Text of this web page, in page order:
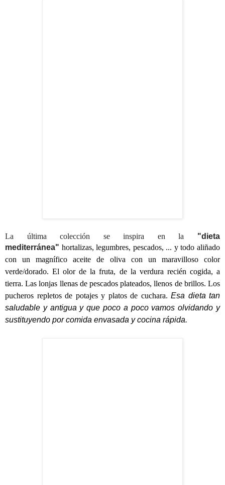
La última colección se inspira en la "dieta
mediterránea" hortalizas, legumbres, pescados, ... y todo aliñado
con un magnífico aceite de oliva con un maravilloso color
verde/dorado.El olor de la fruta, de la verdura recién cogida, a
tierra. Las lonjas llenas de pescados plateados, llenos de brillos. Los
pucheros repletos de potajes y platos de cuchara. Esa dieta tan
saludable y antigua y que poco a poco vamos olvidando y
sustituyendo por comida envasada y cocina rápida.